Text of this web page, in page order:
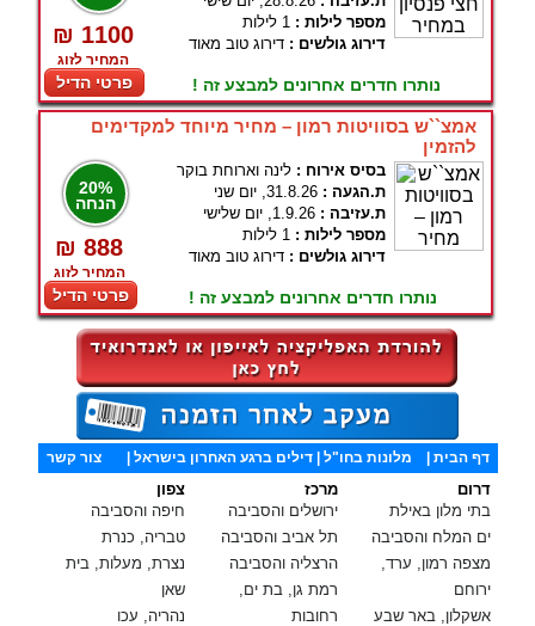
₪ 1100
המחיר לזוג
פרטי הדיל
מספר לילות : 1 לילות
דירוג גולשים : דירוג טוב מאוד
נותרו חדרים אחרונים למבצע זה !
אמצ``ש בסוויטות רמון – מחיר מיוחד למקדימים
להזמין
20%
הנחה
₪ 888
המחיר לזוג
פרטי הדיל
בסיס אירוח : לינה וארוחת בוקר
ת.הגעה : 31.8.26, יום שני
ת.עזיבה : 1.9.26, יום שלישי
מספר לילות : 1 לילות
דירוג גולשים : דירוג טוב מאוד
נותרו חדרים אחרונים למבצע זה !
דף הבית מלונות בחו"ל | דילים ברגע האחרון בישראל |צור קשר
צפון
חיפה והסביבה
טבריה, כנרת
נצרת, מעלות, בית
שאן
נהריה, עכו
מרכז
ירושלים והסביבה
תל אביב והסביבה
הרצליה והסביבה
רמת גן, בת ים,
רחובות
דרום
בתי מלון באילת
ים המלח והסביבה
מצפה רמון, ערד,
ירוחם
אשקלון, באר שבע